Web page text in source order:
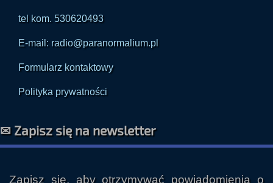
tel kom. 530620493
E-mail: radio@paranormalium.pl
Formularz kontaktowy
Polityka prywatności
✉ Zapisz się na newsletter
Zapisz się, aby otrzymywać powiadomienia o